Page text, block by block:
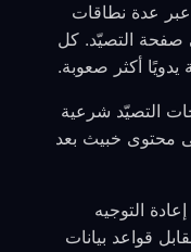
عبر عدة نطاقات
صفحة التصيّد. كل
يدويًا أكثر صعوبة.
التصيّد شرعية
محتوى خبيث بعد
التوجيه
قواعد بيانات